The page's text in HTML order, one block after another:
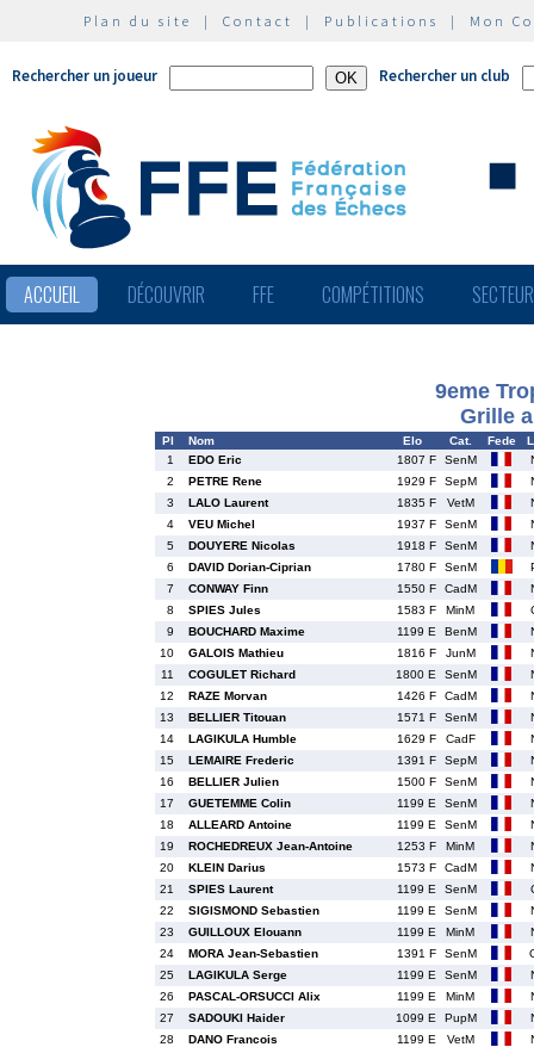
Plan du site | Contact | Publications | Mon
Rechercher un joueur Rechercher un club
ACCUEIL DÉCOUVRIR FFE COMPÉTITIONS
9eme
Grille
Pl Nom Elo Cat. Fede
1
EDO Eric 1807 F SenM
2
PETRE Rene 1929 F SepM
3
LALO Laurent 1835 F VetM
4
VEU Michel 1937 F SenM
5
DOUYERE Nicolas 1918 F SenM
6
DAVID Dorian-Ciprian 1780 F SenM
7
CONWAY Finn 1550 F CadM
8
SPIES Jules 1583 F MinM
9
BOUCHARD Maxime 1199 E BenM
10
GALOIS Mathieu 1816 F JunM
11
COGULET Richard 1800 E SenM
12
RAZE Morvan 1426 F CadM
13
BELLIER Titouan 1571 F SenM
14
LAGIKULA Humble 1629 F CadF
15
LEMAIRE Frederic 1391 F SepM
16
BELLIER Julien 1500 F SenM
17
GUETEMME Colin 1199 E SenM
18
ALLEARD Antoine 1199 E SenM
19
ROCHEDREUX Jean-Antoine 1253 F MinM
20
KLEIN Darius 1573 F CadM
21
SPIES Laurent 1199 E SenM
22
SIGISMOND Sebastien 1199 E SenM
23
GUILLOUX Elouann 1199 E MinM
24
MORA Jean-Sebastien 1391 F SenM
25
LAGIKULA Serge 1199 E SenM
26
PASCAL-ORSUCCI Alix 1199 E MinM
27
SADOUKI Haider 1099 E PupM
28
DANO Francois 1199 E VetM